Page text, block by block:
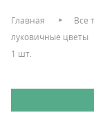
Главная Все
луковичные цветы
1 шт.